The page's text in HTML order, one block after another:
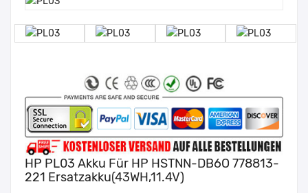
HP PL03 Akku Für HP HSTNN-DB6O 778813-
221 Ersatzakku(43WH,11.4V)